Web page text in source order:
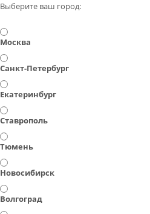
Выберите ваш город:
Москва
Санкт-Петербург
Екатеринбург
Ставрополь
Тюмень
Новосибирск
Волгоград